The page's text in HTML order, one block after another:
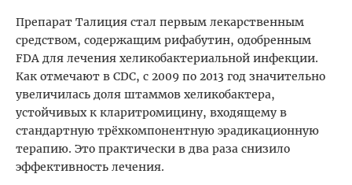
Препарат Талиция стал первым лекарственным
средством, содержащим рифабутин, одобренным
FDA для лечения хеликобактериальной инфекции.
Как отмечают в CDC, с 2009 по 2013 год значительно
увеличилась доля штаммов хеликобактера,
устойчивых к кларитромицину, входящему в
стандартную трёхкомпонентную эрадикационную
терапию. Это практически в два раза снизило
эффективность лечения.